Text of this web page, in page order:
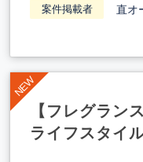
案件掲載者 直オ
【フレグラン
ライフスタイ